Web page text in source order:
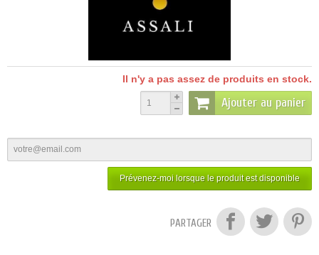
Il n'y a pas assez de produits en stock.
Ajouter au panier
Prévenez-moi lorsque le produit est disponible
PARTAGER